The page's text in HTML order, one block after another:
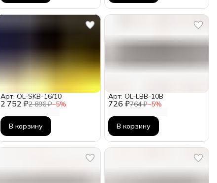
2 752 ₽2 896 ₽−5%
Арт: OL-SKB-16/10
В корзину
726 ₽764 ₽−5%
Арт: OL-LBB-10B
В корзину